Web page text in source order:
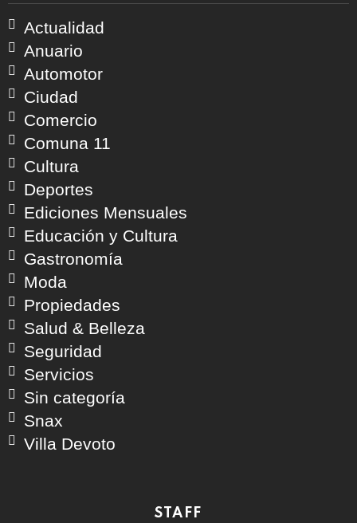
Actualidad
Anuario
Automotor
Ciudad
Comercio
Comuna 11
Cultura
Deportes
Ediciones Mensuales
Educación y Cultura
Gastronomía
Moda
Propiedades
Salud & Belleza
Seguridad
Servicios
Sin categoría
Snax
Villa Devoto
STAFF